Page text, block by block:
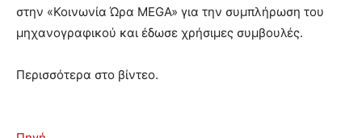
στην «Κοινωνία Ώρα MEGA» για την συμπλήρωση του
μηχανογραφικού και έδωσε χρήσιμες συμβουλές.
Περισσότερα στο βίντεο.